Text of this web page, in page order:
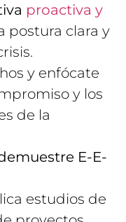
proactiva y
postura clara y
y enfócate
y los
de la
E-E-
estudios de